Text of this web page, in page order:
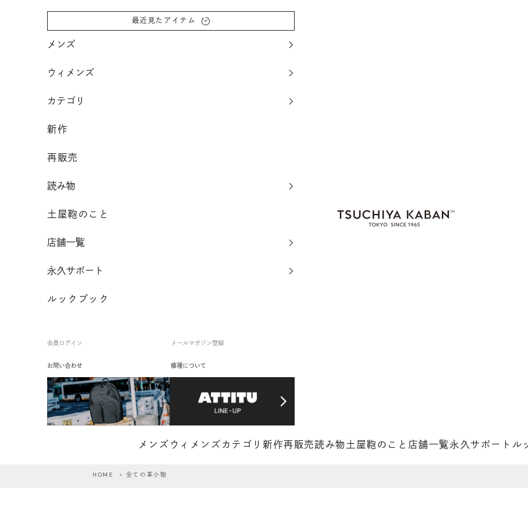
土屋鞄製造所
メンズ ウィメンズカテゴリ新作再販売読み物土屋鞄のこと 店舗一覧永久サポート ル
最近見たアイテム
メンズ
ウィメンズ
カテゴリ
新作
再販売
読み物
土屋鞄のこと
店舗一覧
永久サポート
ルックブック
会員ログイン メールマガジン登録
お問い合わせ 修理について
HOME > 全ての革小物